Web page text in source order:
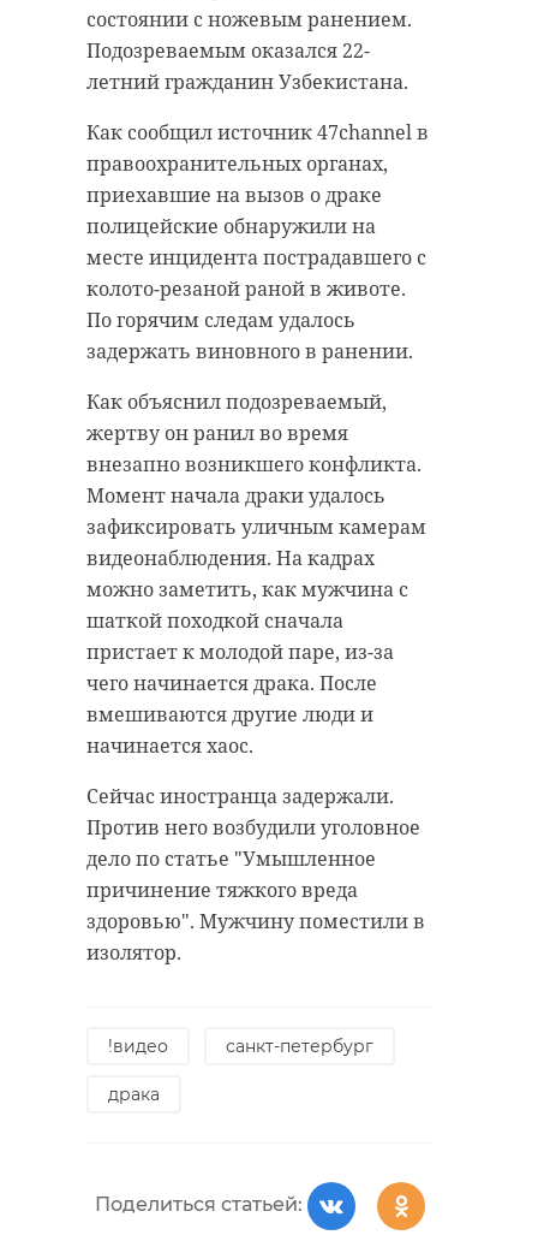
состоянии с ножевым ранением.
Подозреваемым оказался 22-
летний гражданин Узбекистана.
Как сообщил источник 47channel в
правоохранительных органах,
приехавшие на вызов о драке
полицейские обнаружили на
месте инцидента пострадавшего с
колото-резаной раной в животе.
По горячим следам удалось
задержать виновного в ранении.
Как объяснил подозреваемый,
жертву он ранил во время
внезапно возникшего конфликта.
Момент начала драки удалось
зафиксировать уличным камерам
видеонаблюдения. На кадрах
можно заметить, как мужчина с
шаткой походкой сначала
пристает к молодой паре, из-за
чего начинается драка. После
вмешиваются другие люди и
начинается хаос.
Сейчас иностранца задержали.
Против него возбудили уголовное
дело по статье "Умышленное
причинение тяжкого вреда
здоровью". Мужчину поместили в
изолятор.
!видео санкт-петербург
драка
Поделиться статьей:
В рамках состязания участники
показали свои действия в
экстремальных условиях. Для
этого ребята отрабатывали
различные легенды: как оказать
первую помощь при порезах,
остановке дыхания, попадания
чего-либо в дыхательные пути и
так далее. Также участники
показали класс в умении
сосредотачиваться, сохранять
спокойствие и помогать людям во
время паники.
Фото: пресс-служба губернатора и
правительства Ленинградской
области
красный крест
первая помощь тосно
РЕКОМЕНДУЕМ
километрах от Санкт-Петербурга
на заснеженной дороге
столкнулись четыре легковушки и
Последствия аварии
автолюбитель зафиксировал на
видеорегистратор. Судя по ролику,
оказавшемуся в распоряжении
редакции, один из водителей в
результате столкновения
врезался в отбойник. На дороге
отлетевшие в результате удара
запчасти. Кроме того, по данным
от очевидца, от удара автомобили
раскидало по трассе.
На данный момент о
пострадавших информации не
поступало. Точные причины и
обстоятельства случившегося
неизвестны.
Ранее 47channel рассказывал об
аварии с пострадавшим в
садоводстве Соснового Бора.
Водителю понадобилась помощь
спасателей.
машины в
Сосновом Бору
пострадавшего
Днем в четверг, 17 ноября, в СНТ
"Строитель" в Сосновом Бору
столкнулись два легковых автомобиля.
В результате ДТП пострадал один